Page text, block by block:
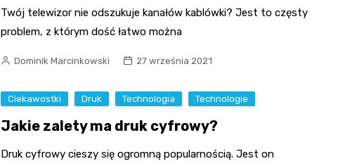
Twój telewizor nie odszukuje kanałów kablówki? Jest to częsty
problem, z którym dość łatwo można
Dominik Marcinkowski 27 września 2021
Ciekawostki Druk Technologia Technologie
Jakie zalety ma druk cyfrowy?
Druk cyfrowy cieszy się ogromną popularnością. Jest on